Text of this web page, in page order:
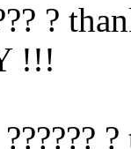
?
!!!